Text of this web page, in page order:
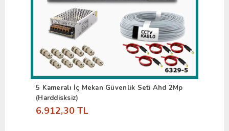
5 Kameralı İç Mekan Güvenlik Seti Ahd 2Mp
(Harddisksiz)
6.912,30 TL